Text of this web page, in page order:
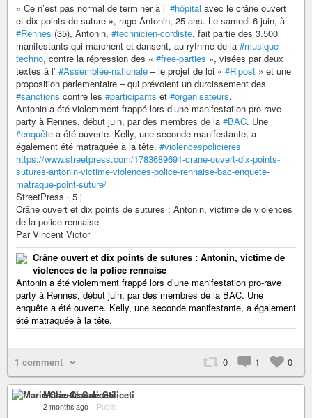
« Ce n’est pas normal de terminer à l’ #hôpital avec le crâne ouvert
et dix points de suture », rage Antonin, 25 ans. Le samedi 6 juin, à
#Rennes (35), Antonin, #technicien-cordiste, fait partie des 3.500
manifestants qui marchent et dansent, au rythme de la #musique-
techno, contre la répression des « #free-parties », visées par deux
textes à l’ #Assemblée-nationale – le projet de loi « #Ripost » et une
proposition parlementaire – qui prévoient un durcissement des
#sanctions contre les #participants et #organisateurs.
Antonin a été violemment frappé lors d’une manifestation pro-rave
party à Rennes, début juin, par des membres de la #BAC. Une
#enquête a été ouverte. Kelly, une seconde manifestante, a
également été matraquée à la tête. #violencespolicieres
https://www.streetpress.com/1783689691-crane-ouvert-dix-points-
sutures-antonin-victime-violences-police-rennaise-bac-enquete-
matraque-point-suture/
StreetPress · 5 j
Crâne ouvert et dix points de sutures : Antonin, victime de violences
de la police rennaise
Par Vincent Victor
Crâne ouvert et dix points de sutures : Antonin, victime de
violences de la police rennaise
Antonin a été violemment frappé lors d’une manifestation pro-rave
party à Rennes, début juin, par des membres de la BAC. Une
enquête a été ouverte. Kelly, une seconde manifestante, a également
été matraquée à la tête.
1 comment 0 1 0
Marie-Claude Saliceti
2 months ago – Public